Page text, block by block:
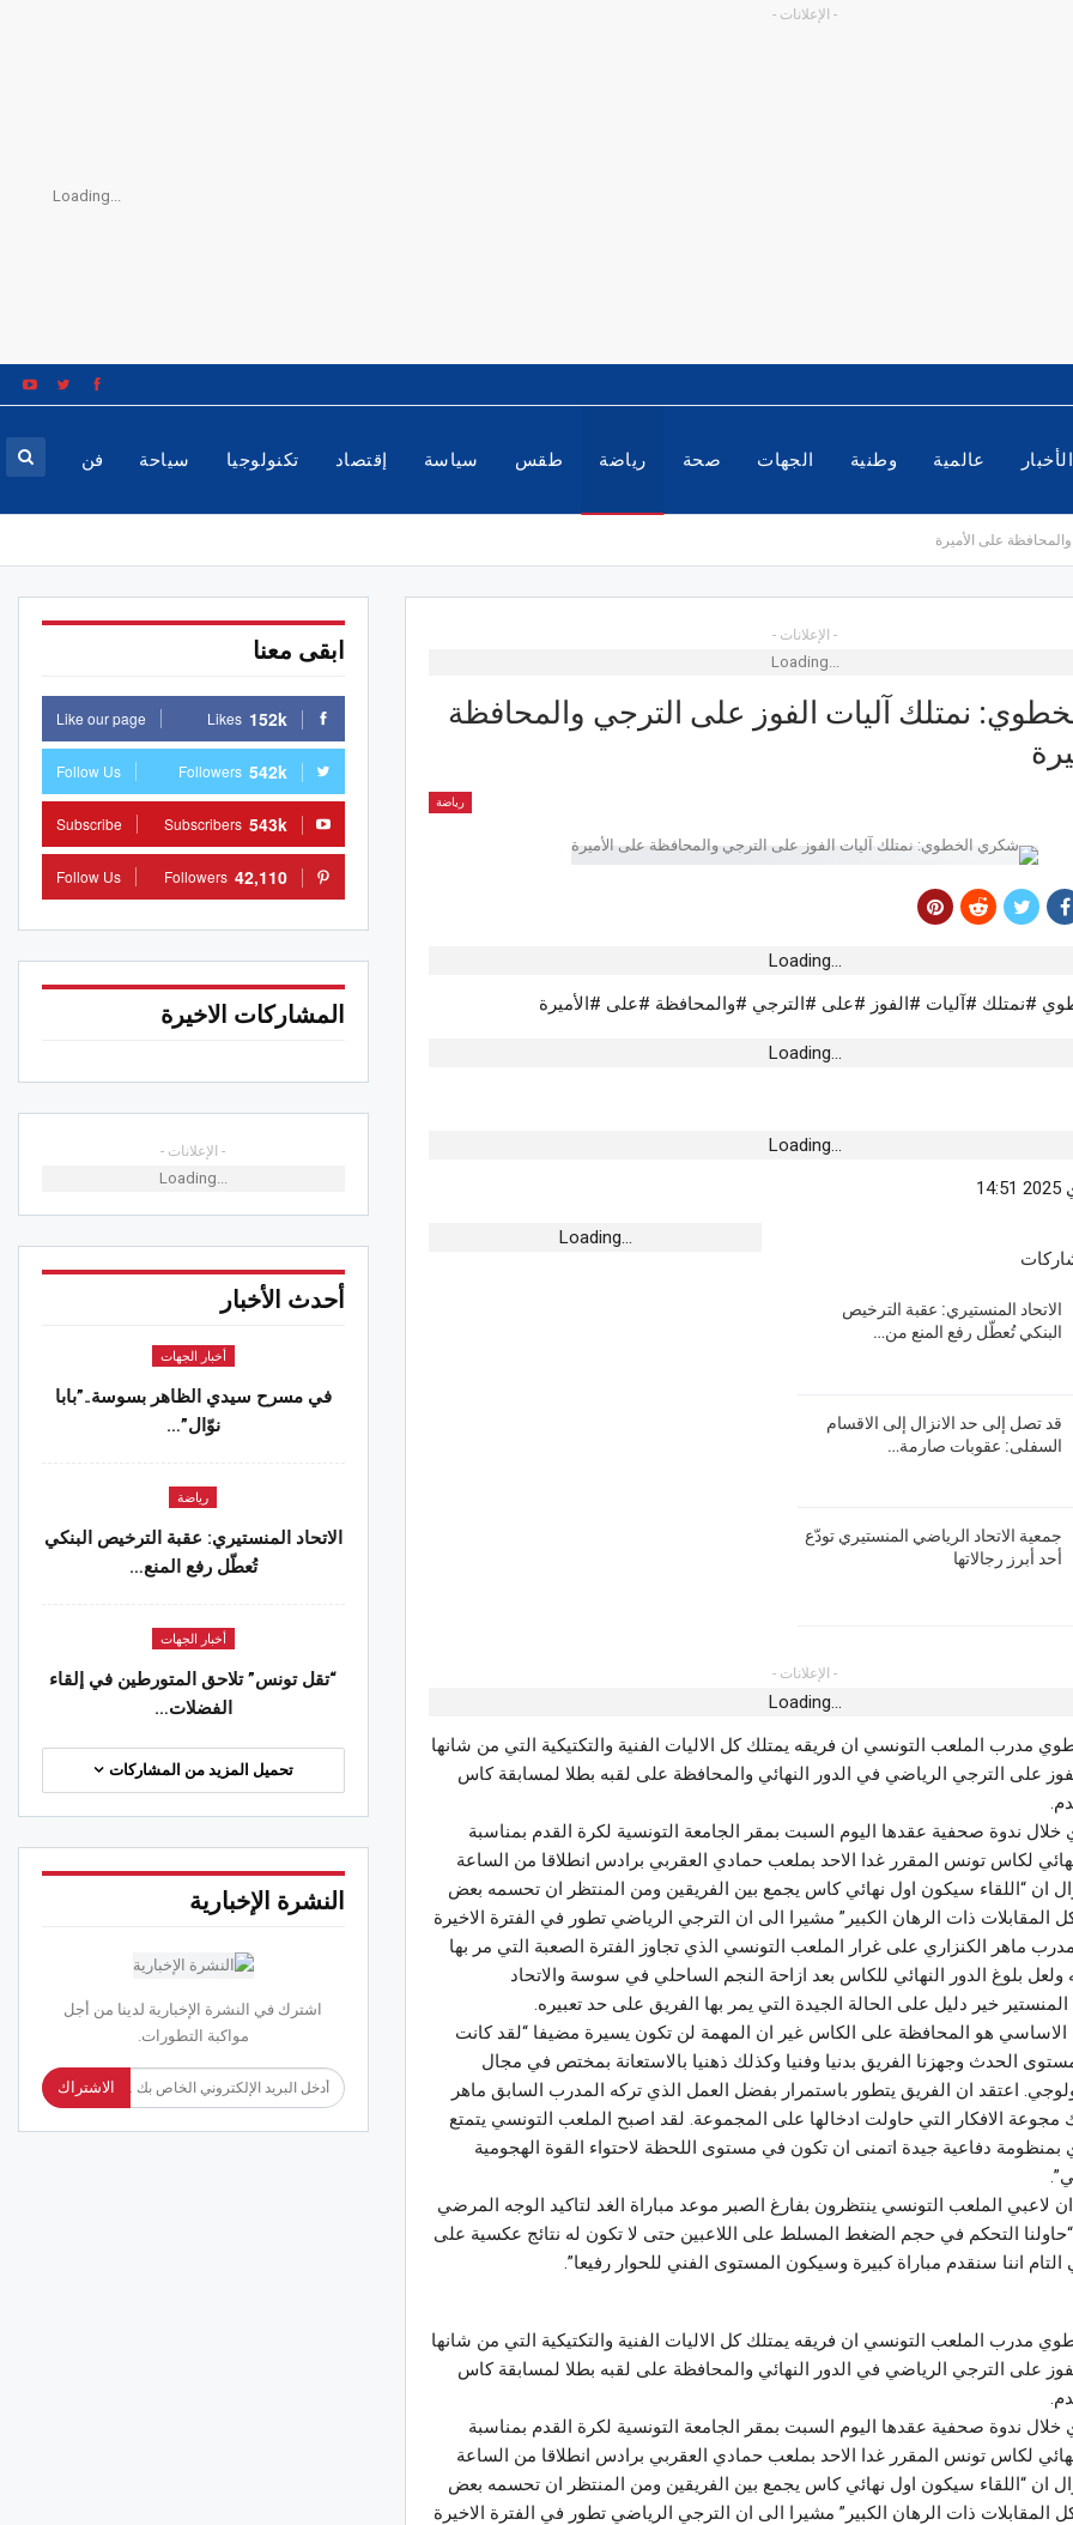
- الإعلانات -
Loading...
عالمية وطنية الجهات صحة رياضة طقس سياسة إقتصاد تكنولوجيا سياحة فن
على الأميرة
- الإعلانات -
Loading...
نمتلك آليات الفوز على الترجي والمحافظة
رياضة
Loading...
#نمتلك #آليات #الفوز #على #الترجي #والمحافظة #على #الأميرة
Loading...
Loading...
الاتحاد المنستيري: عقبة الترخيص
البنكي تُعطّل رفع المنع من…
قد تصل إلى حد الانزال إلى الاقسام
السفلى: عقوبات صارمة…
جمعية الاتحاد الرياضي المنستيري تودّع
أحد أبرز رجالاتها
Loading...
- الإعلانات -
Loading...
مدرب الملعب التونسي ان فريقه يمتلك كل الاليات الفنية والتكتيكية التي من شانها
على الترجي الرياضي في الدور النهائي والمحافظة على لقبه بطلا لمسابقة كاس
ندوة صحفية عقدها اليوم السبت بمقر الجامعة التونسية لكرة القدم بمناسبة
لكاس تونس المقرر غدا الاحد بملعب حمادي العقربي برادس انطلاقا من الساعة
ان “اللقاء سيكون اول نهائي كاس يجمع بين الفريقين ومن المنتظر ان تحسمه بعض
المقابلات ذات الرهان الكبير” مشيرا الى ان الترجي الرياضي تطور في الفترة الاخيرة
ماهر الكنزاري على غرار الملعب التونسي الذي تجاوز الفترة الصعبة التي مر بها
بلوغ الدور النهائي للكاس بعد ازاحة النجم الساحلي في سوسة والاتحاد
خير دليل على الحالة الجيدة التي يمر بها الفريق على حد تعبيره.
الاساسي هو المحافظة على الكاس غير ان المهمة لن تكون يسيرة مضيفا “لقد كانت
الحدث وجهزنا الفريق بدنيا وفنيا وكذلك ذهنيا بالاستعانة بمختص في مجال
اعتقد ان الفريق يتطور باستمرار بفضل العمل الذي تركه المدرب السابق ماهر
مجوعة الافكار التي حاولت ادخالها على المجموعة. لقد اصبح الملعب التونسي يتمتع
دفاعية جيدة اتمنى ان تكون في مستوى اللحظة لاحتواء القوة الهجومية
لاعبي الملعب التونسي ينتظرون بفارغ الصبر موعد مباراة الغد لتاكيد الوجه المرضي
التحكم في حجم الضغط المسلط على اللاعبين حتى لا تكون له نتائج عكسية على
التام اننا سنقدم مباراة كبيرة وسيكون المستوى الفني للحوار رفيعا”.
مدرب الملعب التونسي ان فريقه يمتلك كل الاليات الفنية والتكتيكية التي من شانها
على الترجي الرياضي في الدور النهائي والمحافظة على لقبه بطلا لمسابقة كاس
ندوة صحفية عقدها اليوم السبت بمقر الجامعة التونسية لكرة القدم بمناسبة
لكاس تونس المقرر غدا الاحد بملعب حمادي العقربي برادس انطلاقا من الساعة
ان “اللقاء سيكون اول نهائي كاس يجمع بين الفريقين ومن المنتظر ان تحسمه بعض
المقابلات ذات الرهان الكبير” مشيرا الى ان الترجي الرياضي تطور في الفترة الاخيرة
ابقى معنا
152k
Likes
Like our page
542k
Followers
Follow Us
543k
Subscribers
Subscribe
42,110
Followers
Follow Us
المشاركات الاخيرة
- الإعلانات -
Loading...
أحدث الأخبار
أخبار الجهات
في مسرح سيدي الظاهر بسوسة..”بابا
نوّال”…
رياضة
الاتحاد المنستيري: عقبة الترخيص البنكي
تُعطّل رفع المنع…
أخبار الجهات
“تقل تونس” تلاحق المتورطين في إلقاء
الفضلات…
تحميل المزيد من المشاركات
النشرة الإخبارية
اشترك في النشرة الإخبارية لدينا من أجل
مواكبة التطورات.
الاشتراك
نوّال”
يُصحّح الوضعيّة
البنكي
في إلقاء
الاقسام السفلى:
في الملاعب
من تفاقم
القطع الدوري